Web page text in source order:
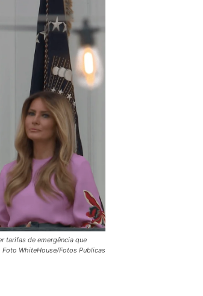
tarifas de emergência que
WhiteHouse/Fotos Publicas